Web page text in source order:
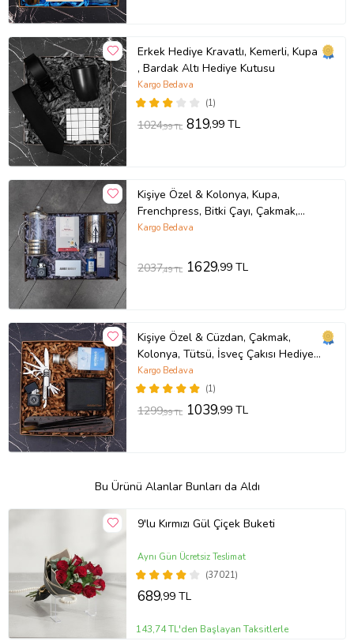
Erkek Hediye Kravatlı, Kemerli, Kupa
, Bardak Altı Hediye Kutusu
(1)
Kargo Bedava
1024,99 TL 819,99 TL
Kişiye Özel & Kolonya, Kupa,
Frenchpress, Bitki Çayı, Çakmak,
Kartlık Hediye Set
Kargo Bedava
2037,49 TL 1629,99 TL
Kişiye Özel & Cüzdan, Çakmak,
Kolonya, Tütsü, İsveç Çakısı Hediye
Kutusu
(1)
Kargo Bedava
1299,99 TL 1039,99 TL
Bu Ürünü Alanlar Bunları da Aldı
9'lu Kırmızı Gül Çiçek Buketi
(37021)
Aynı Gün Ücretsiz Teslimat
689,99 TL
143,74 TL'den Başlayan Taksitlerle